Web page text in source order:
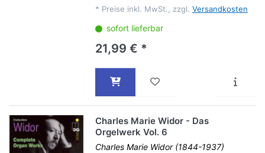
* Preise inkl. MwSt., zzgl. Versandkosten
sofort lieferbar
21,99 € *
Charles Marie Widor - Das
Orgelwerk Vol. 6
Charles Marie Widor (1844-1937)